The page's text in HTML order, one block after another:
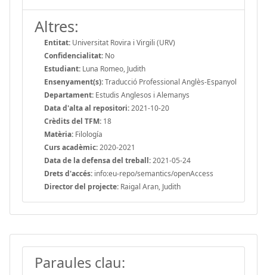
Altres:
Entitat: Universitat Rovira i Virgili (URV)
Confidencialitat: No
Estudiant: Luna Romeo, Judith
Ensenyament(s):Traducció Professional Anglès-Espanyol
Departament: Estudis Anglesos i Alemanys
Data d'alta al repositori:2021-10-20
Crèdits del TFM: 18
Matèria: Filología
Curs acadèmic:2020-2021
Data de la defensa del treball:2021-05-24
Drets d'accés: info:eu-repo/semantics/openAccess
Director del projecte: Raigal Aran, Judith
Paraules clau: